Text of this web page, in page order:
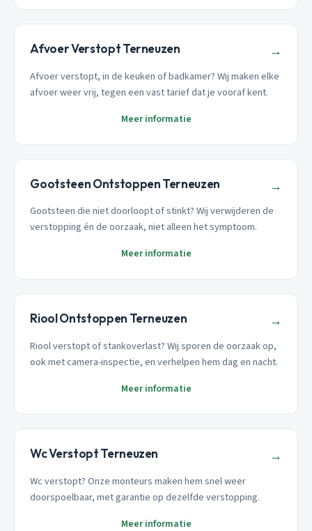
Afvoer Verstopt Terneuzen →
Afvoer verstopt, in de keuken of badkamer? Wij maken elke
afvoer weer vrij, tegen een vast tarief dat je vooraf kent.
Meer informatie
Gootsteen Ontstoppen Terneuzen →
Gootsteen die niet doorloopt of stinkt? Wij verwijderen de
verstopping én de oorzaak, niet alleen het symptoom.
Meer informatie
Riool Ontstoppen Terneuzen →
Riool verstopt of stankoverlast? Wij sporen de oorzaak op,
ook met camera-inspectie, en verhelpen hem dag en nacht.
Meer informatie
Wc Verstopt Terneuzen →
Wc verstopt? Onze monteurs maken hem snel weer
doorspoelbaar, met garantie op dezelfde verstopping.
Meer informatie